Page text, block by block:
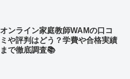
オンライン家庭教師WAMの口コ
ミや評判はどう？学費や合格実績
まで徹底調査📚